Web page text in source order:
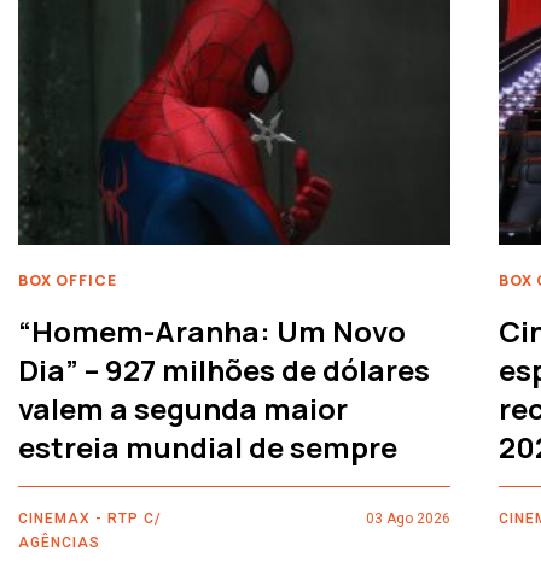
BOX OFFICE
“Homem-Aranha: Um Novo
Dia” – 927 milhões de dólares
valem a segunda maior
estreia mundial de sempre
CINEMAX - RTP C/
AGÊNCIAS
03 Ago 2026
BOX